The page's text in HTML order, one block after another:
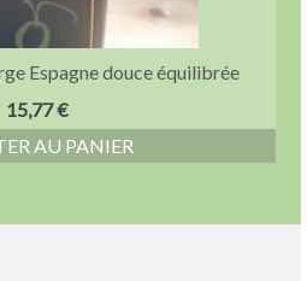
Espagne douce équilibrée
15,77€
AU PANIER